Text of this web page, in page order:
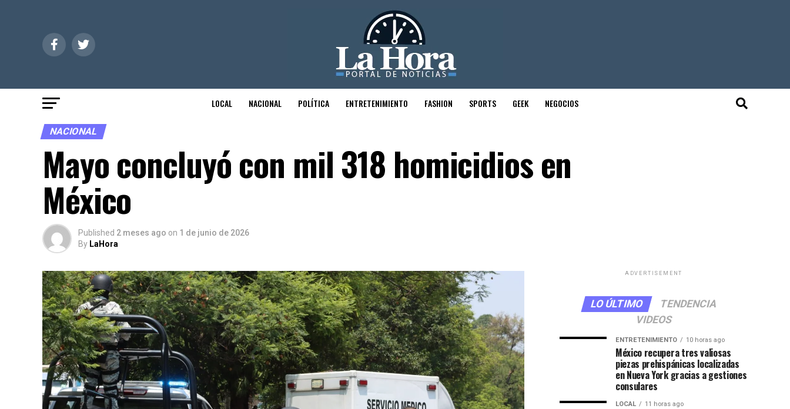
LOCAL NACIONAL POLÍTICA ENTRETENIMIENTO FASHION SPORTS GEEK NEGOCIOS
NACIONAL
Mayo concluyó con mil 318 homicidios en
México
Published 2 meses ago on 1 de junio de 2026
By LaHora
ADVERTISEMENT
LO ÚLTIMO
TENDENCIA
VIDEOS
ENTRETENIMIENTO 10 horas ago
México recupera tres valiosas
piezas prehispánicas localizadas
en Nueva York gracias a gestiones
consulares
LOCAL 11 horas ago